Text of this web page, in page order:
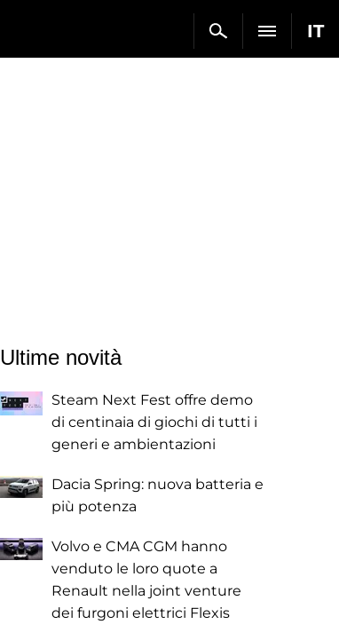
IT
Ultime novità
Steam Next Fest offre demo
di centinaia di giochi di tutti i
generi e ambientazioni
Dacia Spring: nuova batteria e
più potenza
Volvo e CMA CGM hanno
venduto le loro quote a
Renault nella joint venture
dei furgoni elettrici Flexis